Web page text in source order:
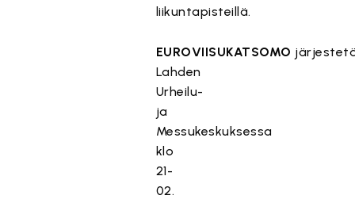
liikuntapisteillä.
EUROVIISUKATSOMO
Lahden
Urheilu-
ja
Messukeskuksessa
klo
21-
02.